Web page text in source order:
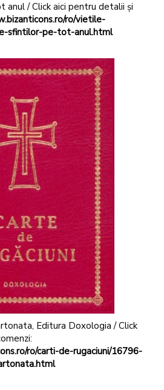
/ Click aici pentru detalii și
ro/vietile-
sfintilor-pe-tot-anul.html
Editura Doxologia / Click
ro/carti-de-rugaciuni/16796-